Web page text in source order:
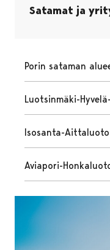
Satamat ja
Porin sataman
Luotsinmäki-
Isosanta-Aittaluoto
Aviapori-